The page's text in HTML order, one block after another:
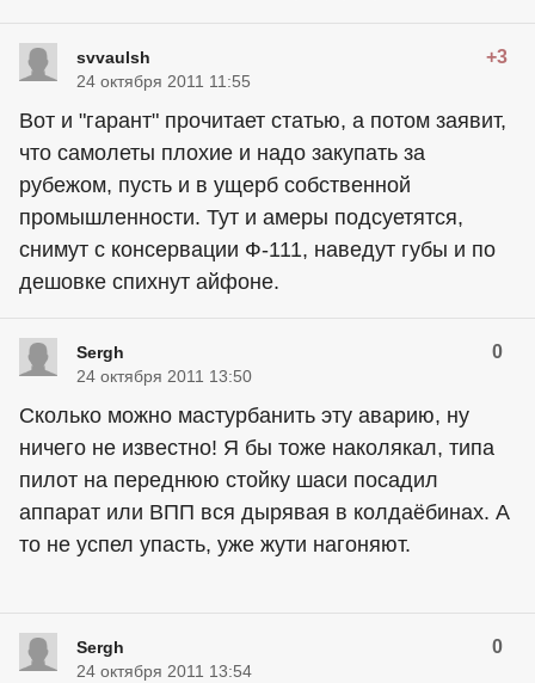
svvaulsh +3
24 октября 2011 11:55
Вот и "гарант" прочитает статью, а потом заявит,
что самолеты плохие и надо закупать за
рубежом, пусть и в ущерб собственной
промышленности. Тут и амеры подсуетятся,
снимут с консервации Ф-111, наведут губы и по
дешовке спихнут айфоне.
Sergh 0
24 октября 2011 13:50
Сколько можно мастурбанить эту аварию, ну
ничего не известно! Я бы тоже наколякал, типа
пилот на переднюю стойку шаси посадил
аппарат или ВПП вся дырявая в колдаёбинах. А
то не успел упасть, уже жути нагоняют.
Sergh 0
24 октября 2011 13:54